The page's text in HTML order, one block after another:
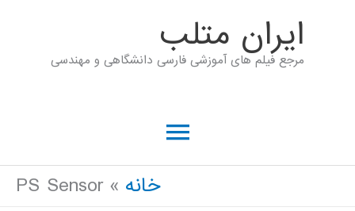
ايران متلب
مرجع فیلم های آموزشی فارسی دانشگاهی و مهندسی
فهرست
اصلی
خانه PS Sensor